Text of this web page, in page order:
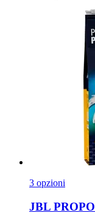
3 opzioni
JBL